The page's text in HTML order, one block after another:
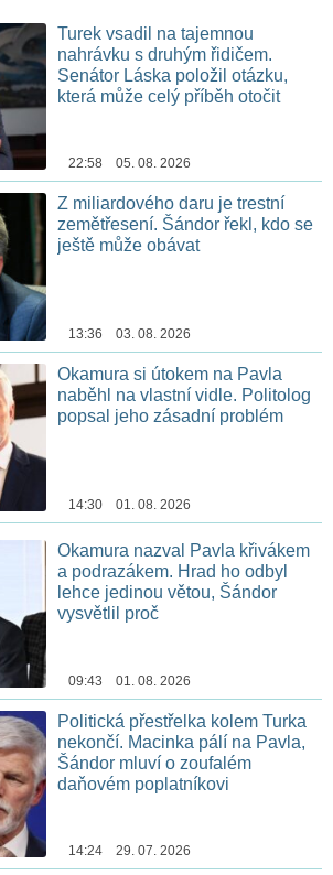
Turek vsadil na tajemnou
nahrávku s druhým řidičem.
Senátor Láska položil otázku,
která může celý příběh otočit
22:58 05. 08. 2026
Z miliardového daru je trestní
zemětřesení. Šándor řekl, kdo se
ještě může obávat
13:36 03. 08. 2026
Okamura si útokem na Pavla
naběhl na vlastní vidle. Politolog
popsal jeho zásadní problém
14:30 01. 08. 2026
Okamura nazval Pavla křivákem
a podrazákem. Hrad ho odbyl
lehce jedinou větou, Šándor
vysvětlil proč
09:43 01. 08. 2026
Politická přestřelka kolem Turka
nekončí. Macinka pálí na Pavla,
Šándor mluví o zoufalém
daňovém poplatníkovi
14:24 29. 07. 2026